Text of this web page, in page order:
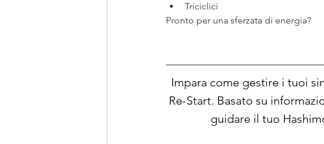
Triciclici
Pronto per una sferzata di energia?
Impara come gestire i tuoi
Re-Start. Basato su
guidare il tuo